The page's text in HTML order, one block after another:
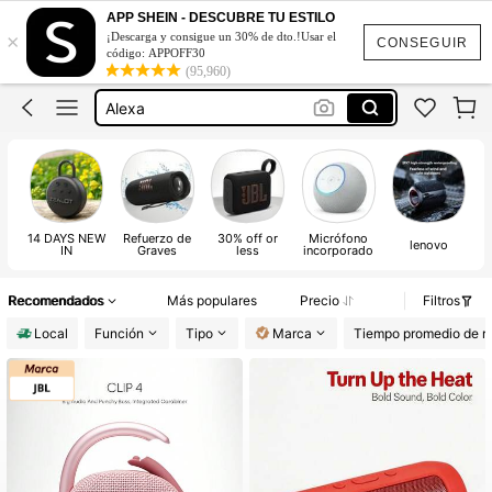
CONSEGUIR
×
APP SHEIN - DESCUBRE TU ESTILO
¡Descarga y consigue un 30% de dto.!Usar el
código: APPOFF30
(95,960)
Bocinas De Bluetooth
Jbl
Bosinas Bluetooth
Alexa
Bocinas De Bluetooth
14 DAYS NEW
IN
Refuerzo de
Graves
30% off or
less
Micrófono
incorporado lenovo
Recomendados Más populares Precio
Filtros
Local
Función Tipo Marca Tiempo promedio de